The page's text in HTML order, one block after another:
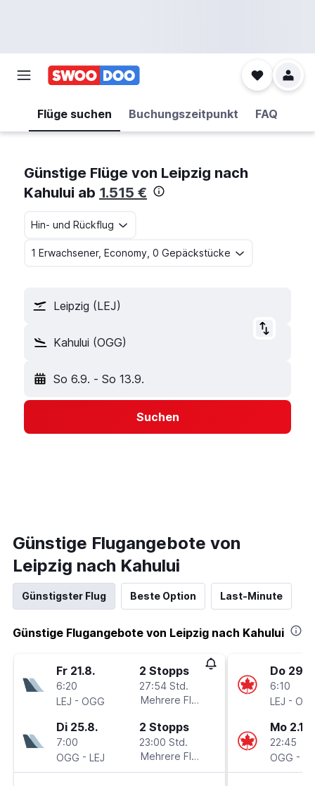
Flüge suchen Buchungszeitpunkt FAQ
Günstige Flüge von Leipzig nach
Kahului ab 1.515 €
Hin- und Rückflug
1 Erwachsener, Economy, 0 Gepäckstücke
Leipzig (LEJ)
Kahului (OGG)
So 6.9. - So 13.9.
Suchen
Günstige Flugangebote von
Leipzig nach Kahului
Günstigster Flug Beste Option Last-Minute
Günstige Flugangebote von Leipzig nach Kahului
Fr 21.8.
6:20
LEJ - OGG
2 Stopps
27:54 Std.
Mehrere Fluglinien
Di 25.8.
7:00
OGG - LEJ
2 Stopps
23:00 Std.
Mehrere Fluglinien
Do
6:10
LEJ -
Mo 2.11.
22:45
OGG -